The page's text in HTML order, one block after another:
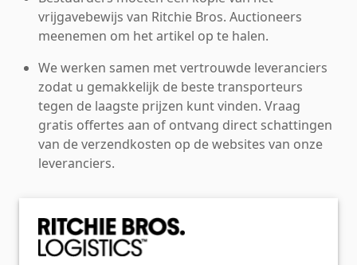
vrijgavebewijs van Ritchie Bros. Auctioneers
meenemen om het artikel op te halen.
We werken samen met vertrouwde leveranciers
zodat u gemakkelijk de beste transporteurs
tegen de laagste prijzen kunt vinden. Vraag
gratis offertes aan of ontvang direct schattingen
van de verzendkosten op de websites van onze
leveranciers.